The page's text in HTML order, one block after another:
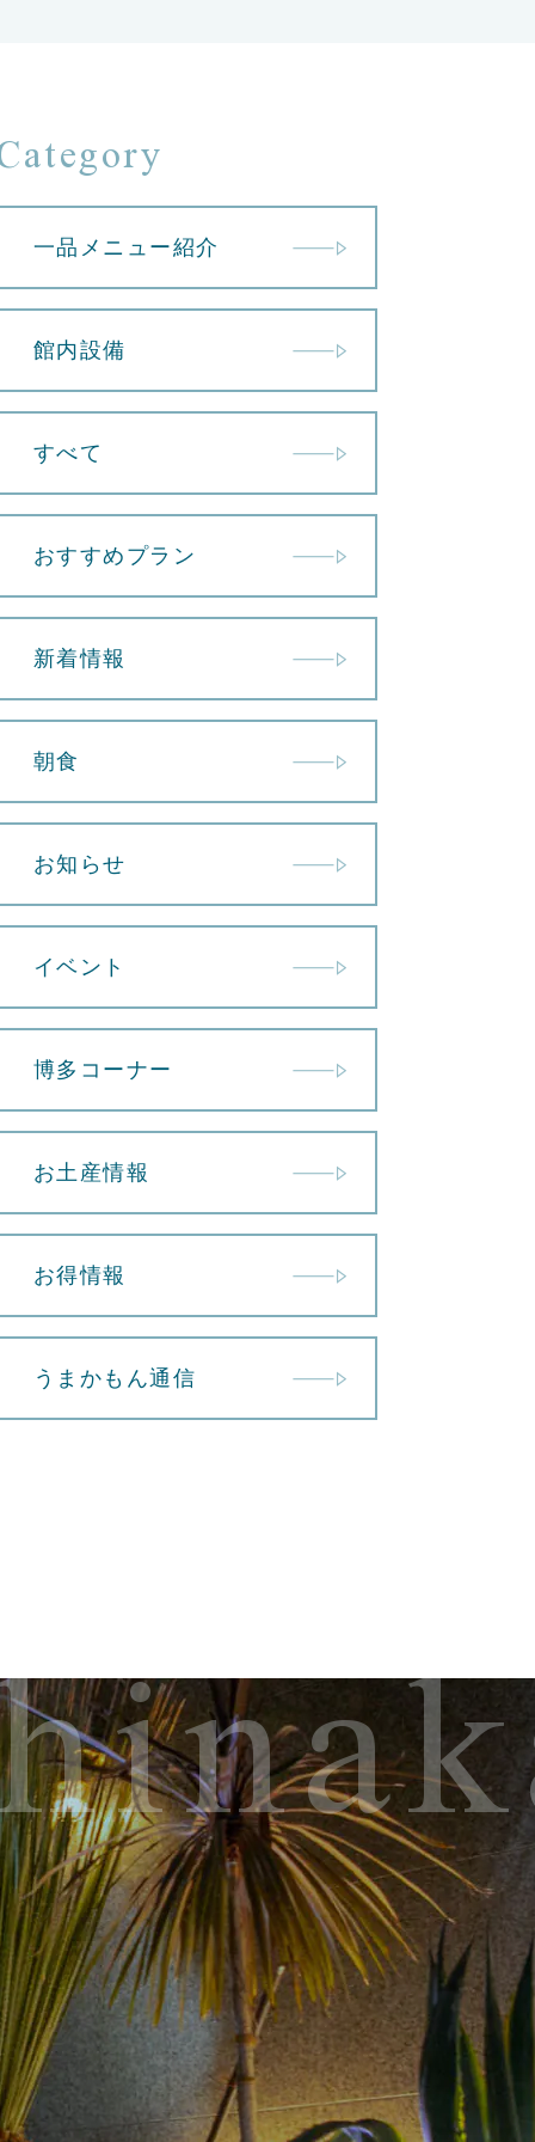
一品メニュー紹介
館内設備
すべて
おすすめプラン
新着情報
朝食
お知らせ
イベント
博多コーナー
お土産情報
お得情報
うまかもん通信